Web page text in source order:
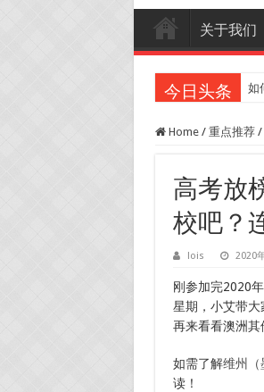
关于我们
今日头条 如
Home / 重点推荐 /
高考放
校吧？
lois 2020
刚参加完2020
星期，小艾带
再来看看澳洲其
如需了解维州（
读！